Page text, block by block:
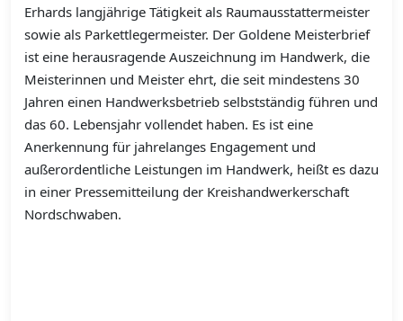
Erhards langjährige Tätigkeit als Raumausstattermeister
sowie als Parkettlegermeister. Der Goldene Meisterbrief
ist eine herausragende Auszeichnung im Handwerk, die
Meisterinnen und Meister ehrt, die seit mindestens 30
Jahren einen Handwerksbetrieb selbstständig führen und
das 60. Lebensjahr vollendet haben. Es ist eine
Anerkennung für jahrelanges Engagement und
außerordentliche Leistungen im Handwerk, heißt es dazu
in einer Pressemitteilung der Kreishandwerkerschaft
Nordschwaben.